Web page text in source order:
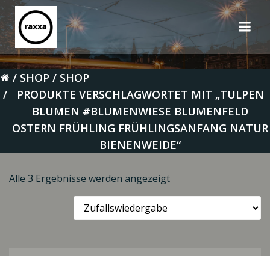
Inhalt
SHOP
SHOP
PRODUKTE VERSCHLAGWORTET MIT „TULPEN
BLUMEN #BLUMENWIESE BLUMENFELD
OSTERN FRÜHLING FRÜHLINGSANFANG NATUR
BIENENWEIDE“
Alle 3 Ergebnisse werden angezeigt